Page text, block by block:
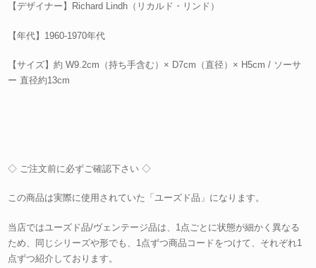
【デザイナー】Richard Lindh（リカルド・リンド）
【年代】1960-1970年代
【サイズ】約 W9.2cm（持ち手含む）× D7cm（直径）× H5cm / ソーサ
ー 直径約13cm
◇ ご注文前に必ずご確認下さい ◇
この商品は実際に使用されていた「ユーズド品」になります。
当店ではユーズド品/ヴェンテージ品は、1点ごとに状態が細かく異なる
ため、同じシリーズや形でも、1点ずつ商品コードをつけて、それぞれ1
点ずつ紹介しております。